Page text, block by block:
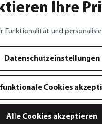
Ihre
Funktionalität und
Datenschutzeinstellungen
funktionale Cookies
Alle Cookies akzeptieren